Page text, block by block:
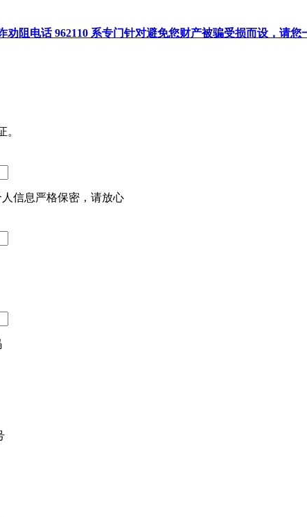
阻电话 962110 系专门针对避免您财产被骗受损而设，请您
。
信息严格保密，请放心